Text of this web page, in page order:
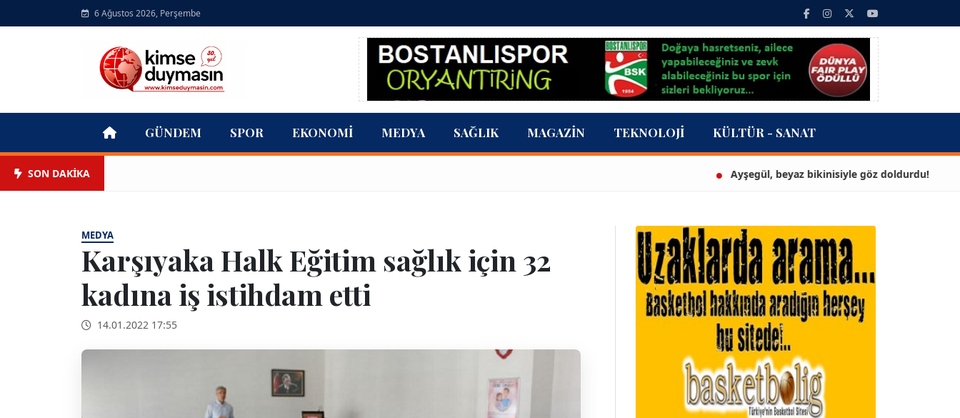
6 Ağustos 2026, Perşembe
GÜNDEM SPOR EKONOMI MEDYA SAĞLIK MAGAZIN TEKNOLOJI KÜLTÜR - SANAT
SON DAKİKA Ayşegül, beyaz bikinisiyle göz doldurdu!
MEDYA
Karşıyaka Halk Eğitim sağlık için 32
kadına iş istihdam etti
14.01.2022 17:55
A. BAHRİ VRESKALA
Köşe Yazarı